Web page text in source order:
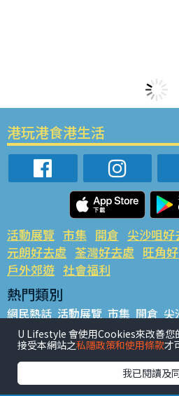
港玩港食港生活
活動展覽 市集 開倉 尖沙咀好
元朗好去處 荃灣好去處 旺角
戶外郊遊 社會福利
熱門類別
網民熱話 活動展覽 市集 開倉 尖
銅鑼灣好去處 元朗好去處 荃灣好
餐廳情報 戶外郊遊
熱門標籤
#UGO搵好去處 #人氣活動推介 #
U Lifestyle 會使用Cookies來改善您
接受本網站之私隱政策和使用條款才
我已閱讀及